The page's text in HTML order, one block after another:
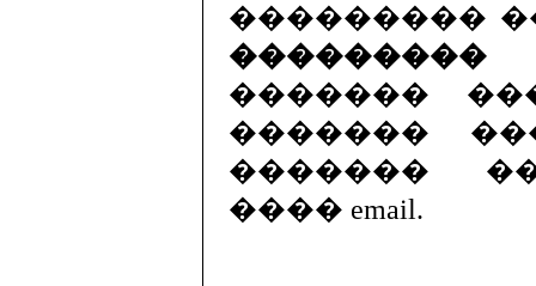
���������
�������
�������
�������
���� email.